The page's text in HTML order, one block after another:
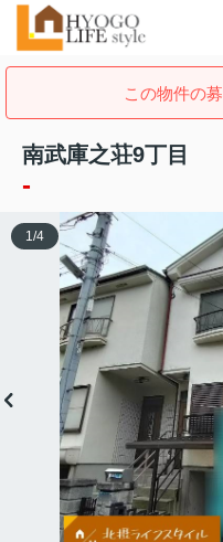
この物件の
南武庫之荘9丁目
-
1/4